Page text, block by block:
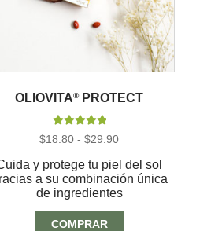
OLIOVITA®PROTECT
Valorado con
$18.80 - $29.90Rango
precios:
desde
$18.80
hasta
$29.90
y protege tu piel del sol
a su combinación única
de ingredientes
COMPRAR